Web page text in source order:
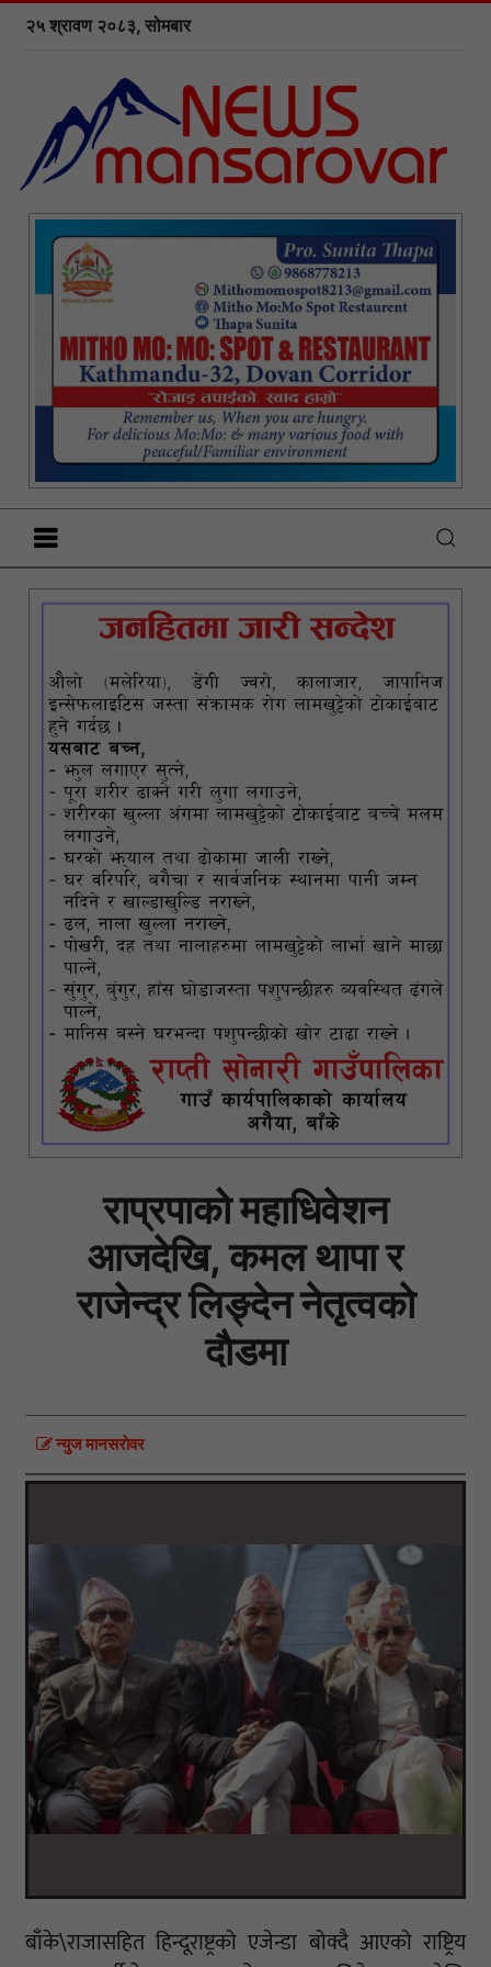
२५ श्रावण २०८३, सोमबार
राप्रपाको महाधिवेशन
आजदेखि, कमल थापा र
राजेन्द्र लिङ्देन नेतृत्वकाे
दाैडमा
न्युज मानसराेवर
बाँके\राजासहित हिन्दूराष्ट्रको एजेन्डा बोक्दै आएको राष्ट्रिय